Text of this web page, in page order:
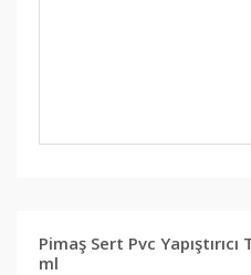
Pimaş Sert Pvc
ml